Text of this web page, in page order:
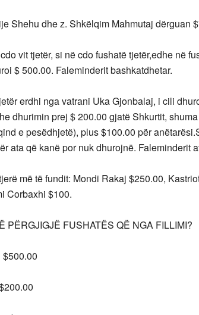
Shehu dhe z. Shkëlqim Mahmutaj dërguan
tjetër, si në cdo fushatë tjetër,edhe në
$ 500.00. Faleminderit bashkatdhetar.
erdhi nga vatrani Uka Gjonbalaj, i cili
dhurimin prej $ 200.00 gjatë Shkurtit,
e pesëdhjetë), plus $100.00 për
ata që kanë por nuk dhurojnë. Faleminderit
më të fundit: Mondi Rakaj $250.00,
Corbaxhi $100.
PËRGJIGJË FUSHATËS QË NGA FILLIMI?